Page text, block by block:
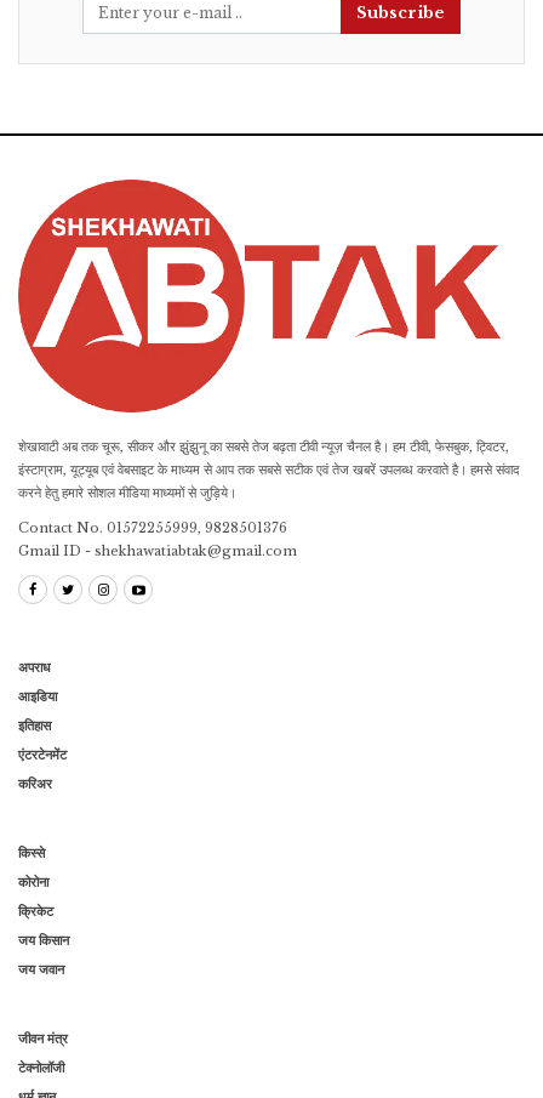
Subscribe
शेखावाटी अब तक चूरू, सीकर और झुंझुनू का सबसे तेज बढ़ता टीवी न्यूज़ चैनल है। हम टीवी, फेसबुक, ट्विटर,
इंस्टाग्राम, यूट्यूब एवं वेबसाइट के माध्यम से आप तक सबसे सटीक एवं तेज खबरें उपलब्ध करवाते है। हमसे संवाद
करने हेतु हमारे सोशल मीडिया माध्यमों से जुड़िये।
Contact No. 01572255999, 9828501376
Gmail ID - shekhawatiabtak@gmail.com
अपराध
आइडिया
इतिहास
एंटरटेनमेंट
करिअर
किस्से
कोरोना
क्रिकेट
जय किसान
जय जवान
जीवन मंत्र
टेक्नोलॉजी